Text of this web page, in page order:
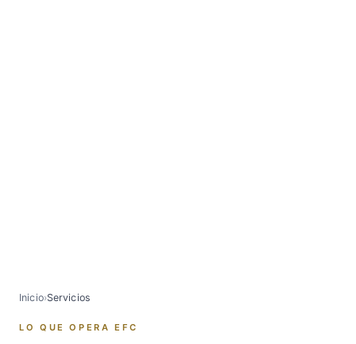
Inicio›Servicios
LO QUE OPERA EFC